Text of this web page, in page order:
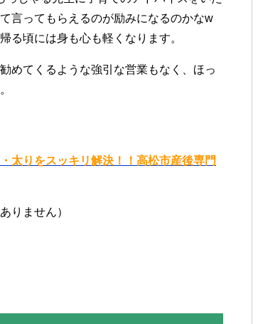
言ってもらえるのが励みになるのかなw
る頃には身も心も軽くなります。
めてくるような強引な営業もなく、ほっ
太りをスッキリ解決！！高松市産後専門
りません）